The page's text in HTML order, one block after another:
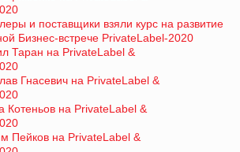
и поставщики взяли курс на развитие
Бизнес-встрече PrivateLabel-2020
Таран на PrivateLabel &
Гнасевич на PrivateLabel &
Котеньов на PrivateLabel &
Пейков на PrivateLabel &